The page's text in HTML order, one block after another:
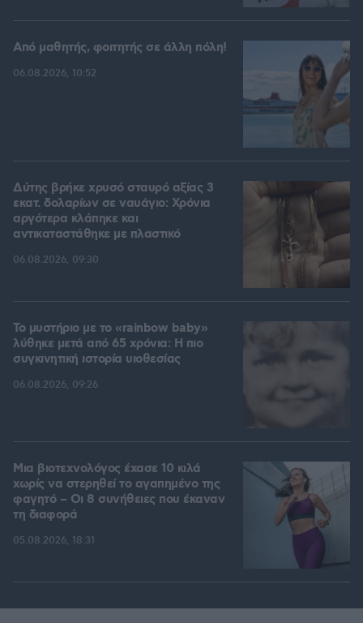
Από μαθητής, φοιτητής σε άλλη πόλη!
06.08.2026, 10:52
Δύτης βρήκε χρυσό σταυρό αξίας 3
εκατ. δολαρίων σε ναυάγιο: Χρόνια
αργότερα κλάπηκε και
αντικαταστάθηκε με πλαστικό
06.08.2026, 09:30
Το μυστήριο με το «rainbow baby»
λύθηκε μετά από 65 χρόνια: Η πιο
συγκινητική ιστορία υιοθεσίας
06.08.2026, 09:26
Μια βιοτεχνολόγος έχασε 10 κιλά
χωρίς να στερηθεί το αγαπημένο της
φαγητό – Οι 8 συνήθειες που έκαναν
τη διαφορά
05.08.2026, 18:31